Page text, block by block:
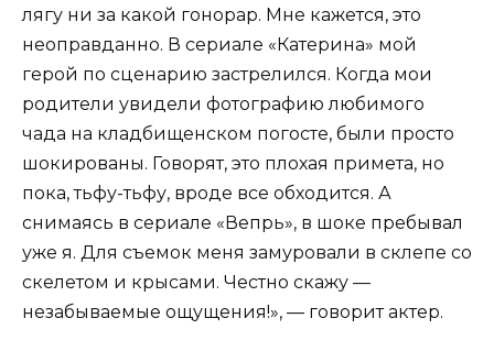
лягу ни за какой гонорар. Мне кажется, это
неоправданно. В сериале «Катерина» мой
герой по сценарию застрелился. Когда мои
родители увидели фотографию любимого
чада на кладбищенском погосте, были просто
шокированы. Говорят, это плохая примета, но
пока, тьфу-тьфу, вроде все обходится. А
снимаясь в сериале «Вепрь», в шоке пребывал
уже я. Для съемок меня замуровали в склепе со
скелетом и крысами. Честно скажу —
незабываемые ощущения!», — говорит актер.